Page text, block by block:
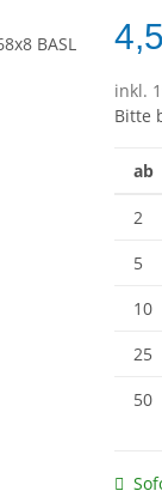
inkl.
Bitte
ab
2
5
10
25
50